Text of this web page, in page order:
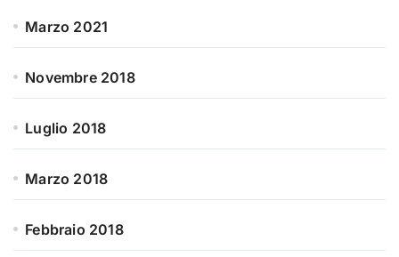
Marzo 2021
Novembre 2018
Luglio 2018
Marzo 2018
Febbraio 2018